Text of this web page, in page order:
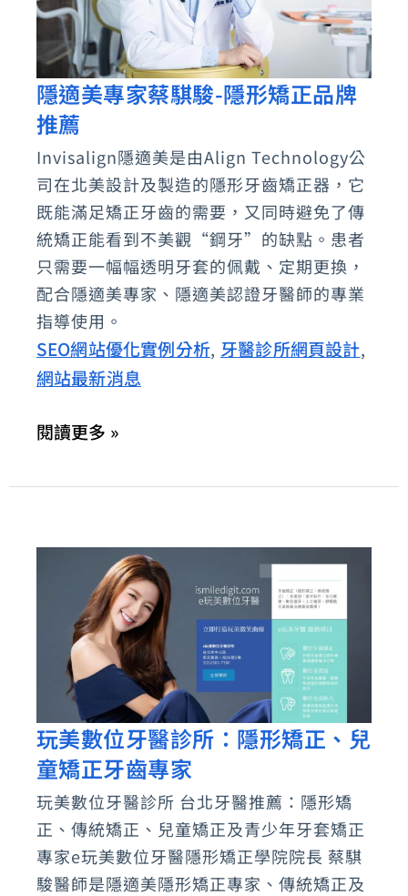
隱適美專家蔡騏駿-隱形矯正品牌
推薦
Invisalign隱適美是由Align Technology公
司在北美設計及製造的隱形牙齒矯正器，它
既能滿足矯正牙齒的需要，又同時避免了傳
統矯正能看到不美觀“鋼牙”的缺點。患者
只需要一幅幅透明牙套的佩戴、定期更換，
配合隱適美專家、隱適美認證牙醫師的專業
指導使用。
SEO網站優化實例分析, 牙醫診所網頁設計,
網站最新消息
隱
適
美
專
家
蔡
騏
駿-
隱
形
矯
品
閱讀更多 »
玩美數位牙醫診所：隱形矯正、兒
童矯正牙齒專家
玩美數位牙醫診所 台北牙醫推薦：隱形矯
正、傳統矯正、兒童矯正及青少年牙套矯正
專家e玩美數位牙醫隱形矯正學院院長 蔡騏
駿醫師是隱適美隱形矯正專家、傳統矯正及
玩
美
數
位
牙
醫